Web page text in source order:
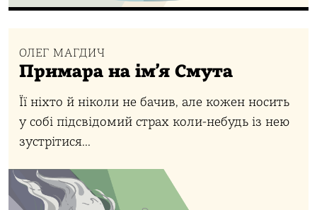
ОЛЕГ МАГДИЧ
Примара на ім’я Смута
Її ніхто й ніколи не бачив, але кожен носить
у собі підсвідомий страх коли-небудь із нею
зустрітися...